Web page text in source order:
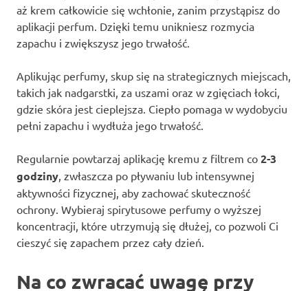
aż krem całkowicie się wchłonie, zanim przystąpisz do
aplikacji perfum. Dzięki temu unikniesz rozmycia
zapachu i zwiększysz jego trwałość.
Aplikując perfumy, skup się na strategicznych miejscach,
takich jak nadgarstki, za uszami oraz w zgięciach łokci,
gdzie skóra jest cieplejsza. Ciepło pomaga w wydobyciu
pełni zapachu i wydłuża jego trwałość.
Regularnie powtarzaj aplikację kremu z filtrem co 2-3
godziny, zwłaszcza po pływaniu lub intensywnej
aktywności fizycznej, aby zachować skuteczność
ochrony. Wybieraj spirytusowe perfumy o wyższej
koncentracji, które utrzymują się dłużej, co pozwoli Ci
cieszyć się zapachem przez cały dzień.
Na co zwracać uwagę przy